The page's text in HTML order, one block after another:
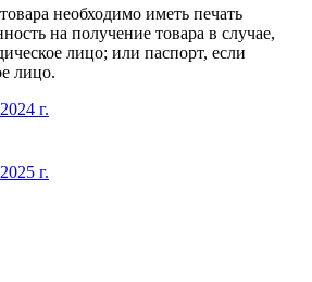
необходимо иметь печать
на получение товара в случае,
лицо; или паспорт, если
лицо.
г.
г.